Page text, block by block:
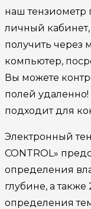
наш
личный
получить через
компьютер,
Вы можете
полей
подходит для
Электронный
CONTROL»
определения
глубине, а
определения